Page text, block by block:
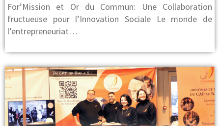
For’Mission et Or du Commun: Une Collaboration
fructueuse pour l’Innovation Sociale Le monde de
l’entrepreneuriat…